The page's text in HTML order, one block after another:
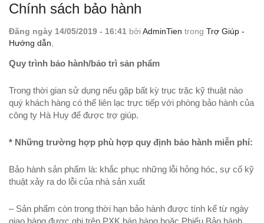
Chính sách bảo hành
Đăng ngày 14/05/2019 - 16:41 bởi AdminTien trong Trợ Giúp -
Hướng dẫn
Quy trình bảo hành/bảo trì sản phẩm
Trong thời gian sử dụng nếu gặp bất kỳ trục trặc kỹ thuật nào
quý khách hàng có thể liên lạc trực tiếp với phòng bảo hành của
công ty Hà Huy để được trợ giúp.
* Những trường hợp phù hợp quy định bảo hành miễn phí:
Bảo hành sản phẩm là: khắc phục những lỗi hỏng hóc, sự cố kỹ
thuật xảy ra do lỗi của nhà sản xuất
– Sản phẩm còn trong thời hạn bảo hành được tính kể từ ngày